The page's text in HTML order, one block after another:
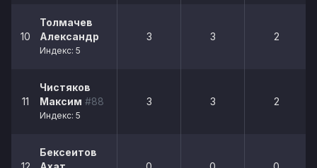
10
Толмачев
Александр
Индекс: 5
3 3 2
11
Чистяков
Максим #88
Индекс: 5
3 3 2
Бексеитов